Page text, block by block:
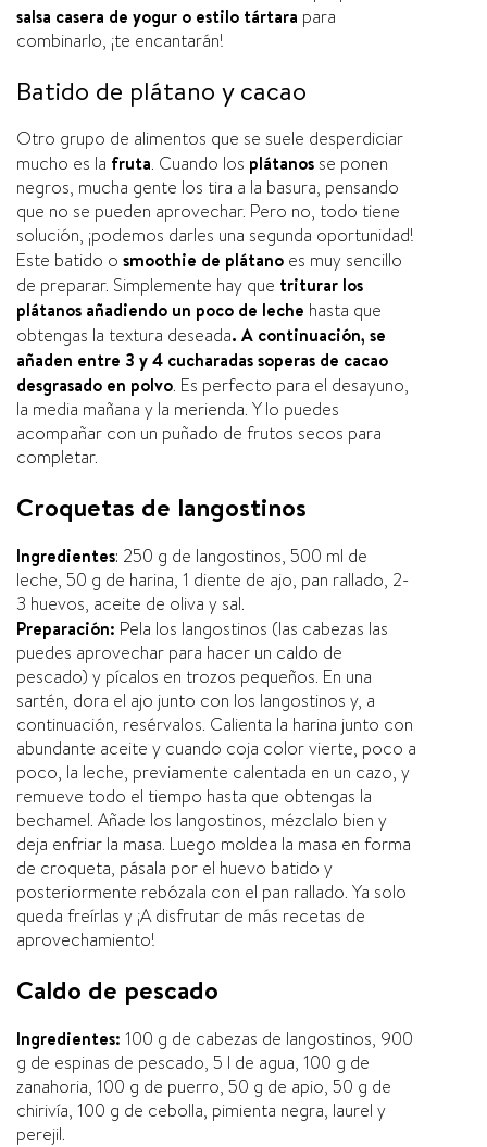
salsa casera de yogur o estilo tártara para
combinarlo, ¡te encantarán!
Batido de plátano y cacao
Otro grupo de alimentos que se suele desperdiciar
mucho es la fruta. Cuando los plátanos se ponen
negros, mucha gente los tira a la basura, pensando
que no se pueden aprovechar. Pero no, todo tiene
solución, ¡podemos darles una segunda oportunidad!
Este batido o smoothie de plátano es muy sencillo
de preparar. Simplemente hay que triturar los
plátanos añadiendo un poco de leche hasta que
obtengas la textura deseada. A continuación, se
añaden entre 3 y 4 cucharadas soperas de cacao
desgrasado en polvo. Es perfecto para el desayuno,
la media mañana y la merienda. Y lo puedes
acompañar con un puñado de frutos secos para
completar.
Croquetas de langostinos
Ingredientes: 250 g de langostinos, 500 ml de
leche, 50 g de harina, 1 diente de ajo, pan rallado, 2-
3 huevos, aceite de oliva y sal.
Preparación: Pela los langostinos (las cabezas las
puedes aprovechar para hacer un caldo de
pescado) y pí­calos en trozos pequeños. En una
sartén, dora el ajo junto con los langostinos y, a
continuación, resérvalos. Calienta la harina junto con
abundante aceite y cuando coja color vierte, poco a
poco, la leche, previamente calentada en un cazo, y
remueve todo el tiempo hasta que obtengas la
bechamel. Añade los langostinos, mézclalo bien y
deja enfriar la masa. Luego moldea la masa en forma
de croqueta, pásala por el huevo batido y
posteriormente rebózala con el pan rallado. Ya solo
queda freí­rlas y ¡A disfrutar de más recetas de
aprovechamiento!
Caldo de pescado
Ingredientes: 100 g de cabezas de langostinos, 900
g de espinas de pescado, 5 l de agua, 100 g de
zanahoria, 100 g de puerro, 50 g de apio, 50 g de
chiriví­a, 100 g de cebolla, pimienta negra, laurel y
perejil.